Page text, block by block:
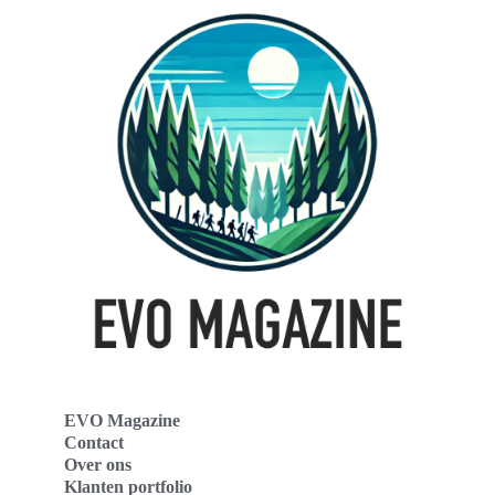
EVO Magazine
Contact
Over ons
Klanten portfolio